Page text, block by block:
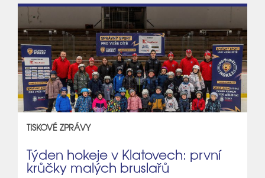
TISKOVÉ ZPRÁVY
Týden hokeje v Klatovech: první
krůčky malých bruslařů